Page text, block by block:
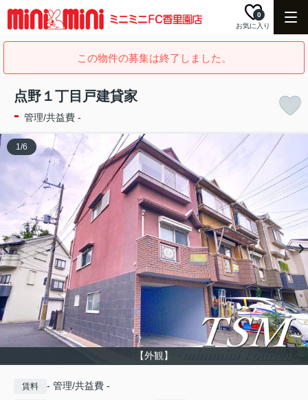
お気に入り
0
この物件の募集は終了しました。
点野１丁目戸建貸家
- 管理/共益費 -
【外観】
1/6
賃料 - 管理/共益費 -